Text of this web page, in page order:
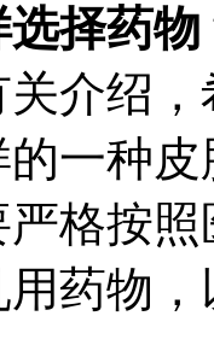
择药物
介绍
一种
格按
药物